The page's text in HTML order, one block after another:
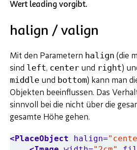
Wert leading vorgibt.
halign / valign
Mit den Parametern halign (die
sind left, center und right)
middle und bottom) kann man
Objekten beeinflussen. Das
sinnvoll bei die nicht über die
gesamte Höhe gehen.
<PlaceObject halign=